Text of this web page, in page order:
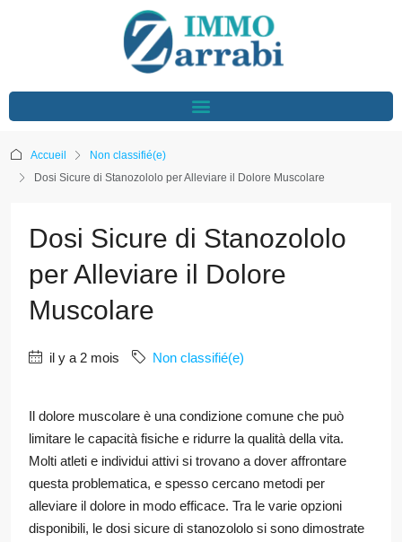
Accueil
Non classifié(e)
Dosi Sicure di Stanozololo per Alleviare il Dolore Muscolare
Dosi Sicure di Stanozololo
per Alleviare il Dolore
Muscolare
il y a 2 mois Non classifié(e)
Il dolore muscolare è una condizione comune che può
limitare le capacità fisiche e ridurre la qualità della vita.
Molti atleti e individui attivi si trovano a dover affrontare
questa problematica, e spesso cercano metodi per
alleviare il dolore in modo efficace. Tra le varie opzioni
disponibili, le dosi sicure di stanozololo si sono dimostrate